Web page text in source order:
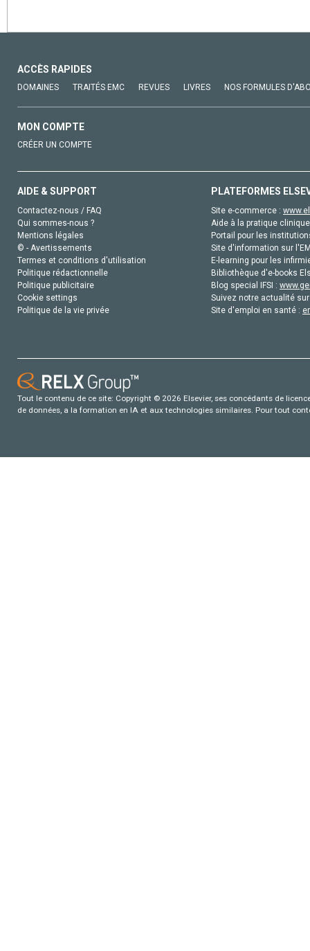
ACCÈS RAPIDES
DOMAINES TRAITÉS EMC REVUES LIVRES NOS FORMULES
MON COMPTE
CRÉER UN COMPTE
AIDE & SUPPORT
Contactez-nous / FAQ
Qui sommes-nous ?
Mentions légales
© - Avertissements
Termes et conditions d'utilisation
Politique rédactionnelle
Politique publicitaire
Cookie settings
Politique de la vie privée
PLATEFORMES
Site e-commerce :
Aide à la pratique
Portail pour les
Site d'information sur
E-learning pour les
Bibliothèque d'e-books
Blog special IFSI :
Suivez notre actualité
Site d'emploi en santé :
Tout le contenu de ce site: Copyright © 2026 Elsevier, ses concédants de
de données, a la formation en IA et aux technologies similaires. Pour tout